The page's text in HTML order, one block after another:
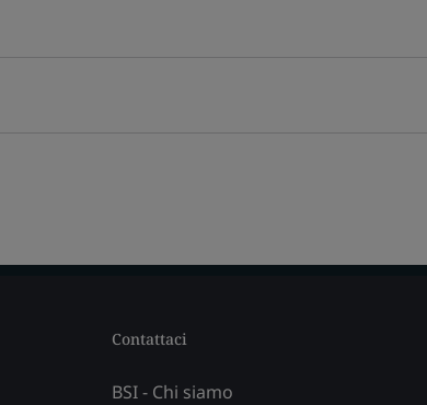
Contattaci
BSI - Chi siamo